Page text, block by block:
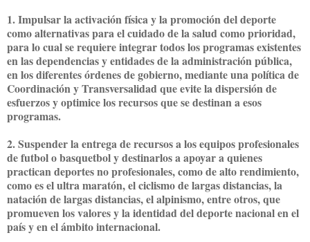
1. Impulsar la activación física y la promoción del deporte
como alternativas para el cuidado de la salud como prioridad,
para lo cual se requiere integrar todos los programas existentes
en las dependencias y entidades de la administración pública,
en los diferentes órdenes de gobierno, mediante una política de
Coordinación y Transversalidad que evite la dispersión de
esfuerzos y optimice los recursos que se destinan a esos
programas.
2. Suspender la entrega de recursos a los equipos profesionales
de futbol o basquetbol y destinarlos a apoyar a quienes
practican deportes no profesionales, como de alto rendimiento,
como es el ultra maratón, el ciclismo de largas distancias, la
natación de largas distancias, el alpinismo, entre otros, que
promueven los valores y la identidad del deporte nacional en el
país y en el ámbito internacional.